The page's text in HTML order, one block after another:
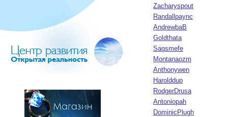
Zacharyspout
Randallpaync
AndrewbaB
Goldthata
Sagsmefe
Montanaozm
Anthonywen
Harolddup
RodgerDrusa
Antoniopah
DominicPlugh